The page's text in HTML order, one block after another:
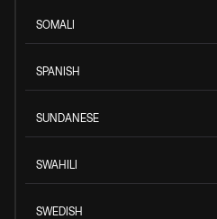
SOMALI
SPANISH
SUNDANESE
SWAHILI
SWEDISH